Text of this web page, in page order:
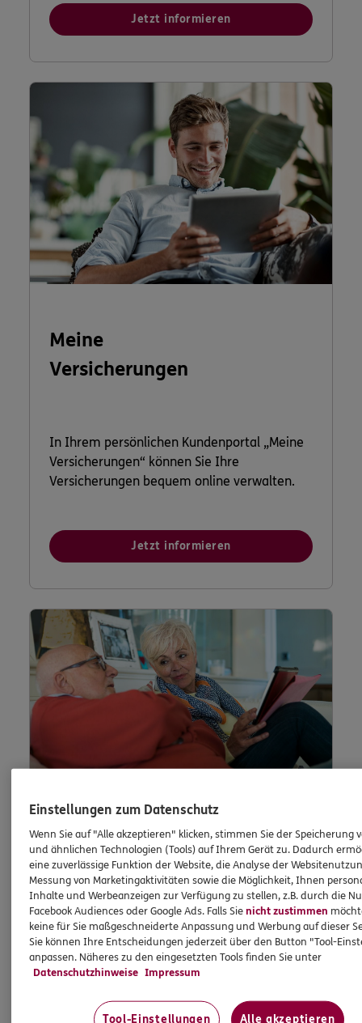
Jetzt informieren
Meine
Versicherungen
In Ihrem persönlichen Kundenportal „Meine
Versicherungen“ können Sie Ihre
Versicherungen bequem online verwalten.
Jetzt informieren
Lob und
Beschwerde
Waren Sie unzufrieden mit uns oder möchten
Sie uns loben? Dann können Sie uns Ihre
Meinung hier mitteilen.
Einstellungen zum Datenschutz
Wenn Sie auf "Alle akzeptieren" klicken, stimmen Sie der Speicherung
und ähnlichen Technologien (Tools) auf Ihrem Gerät zu. Dadurch
eine zuverlässige Funktion der Website, die Analyse der
Messung von Marketingaktivitäten sowie die Möglichkeit, Ihnen
Inhalte und Werbeanzeigen zur Verfügung zu stellen, z.B. durch die
Facebook Audiences oder Google Ads. Falls Sienicht zustimmen
keine für Sie maßgeschneiderte Anpassung und Werbung auf dieser
Sie können Ihre Entscheidungen jederzeit über den Button "Tool-
anpassen. Näheres zu den eingesetzten Tools finden Sie unter
Datenschutzhinweise Impressum
Tool-Einstellungen Alle akzeptieren